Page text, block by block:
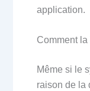
application.
Comment
Même si le
raison de la